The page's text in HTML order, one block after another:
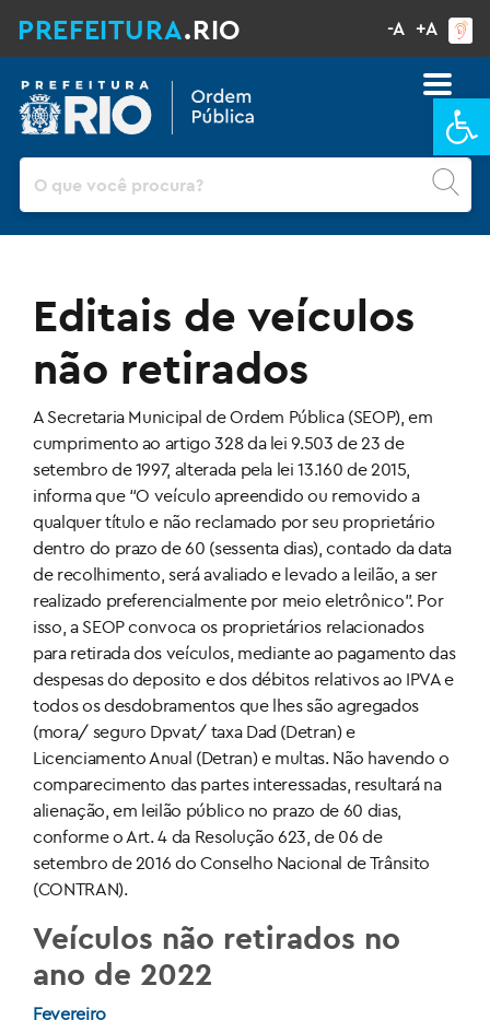
PREFEITURA.RIO -A +A
Editais de veículos
não retirados
A Secretaria Municipal de Ordem Pública (SEOP), em
cumprimento ao artigo 328 da lei 9.503 de 23 de
setembro de 1997, alterada pela lei 13.160 de 2015,
informa que “O veículo apreendido ou removido a
qualquer título e não reclamado por seu proprietário
dentro do prazo de 60 (sessenta dias), contado da data
de recolhimento, será avaliado e levado a leilão, a ser
realizado preferencialmente por meio eletrônico”. Por
isso, a SEOP convoca os proprietários relacionados
para retirada dos veículos, mediante ao pagamento das
despesas do deposito e dos débitos relativos ao IPVA e
todos os desdobramentos que lhes são agregados
(mora/ seguro Dpvat/ taxa Dad (Detran) e
Licenciamento Anual (Detran) e multas. Não havendo o
comparecimento das partes interessadas, resultará na
alienação, em leilão público no prazo de 60 dias,
conforme o Art. 4 da Resolução 623, de 06 de
setembro de 2016 do Conselho Nacional de Trânsito
(CONTRAN).
Veículos não retirados no
ano de 2022
Fevereiro